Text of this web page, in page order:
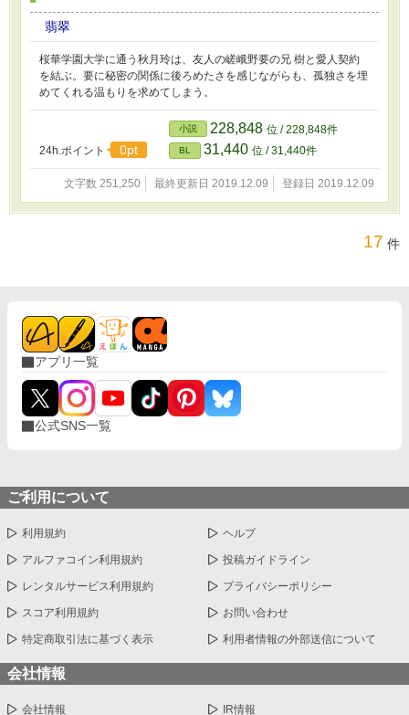
翡翠
桜華学園大学に通う秋月玲は、友人の嵯峨野要の兄 樹と愛人契約
を結ぶ。要に秘密の関係に後ろめたさを感じながらも、孤独さを埋
めてくれる温もりを求めてしまう。
24h.ポイント 0pt
小説 228,848 位 / 228,848件
BL 31,440 位 / 31,440件
文字数 251,250 最終更新日 2019.12.09 登録日 2019.12.09
17 件
アプリ一覧
公式SNS一覧
ご利用について
利用規約 ヘルプ
アルファコイン利用規約 投稿ガイドライン
レンタルサービス利用規約 プライバシーポリシー
スコア利用規約 お問い合わせ
特定商取引法に基づく表示 利用者情報の外部送信について
会社情報
会社情報 IR情報